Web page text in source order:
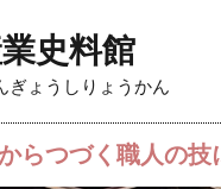
史料館
ぎょうしりょうかん
らつづく職人の技